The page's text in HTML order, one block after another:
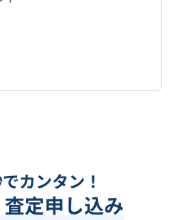
カンタン！
査定申し込み